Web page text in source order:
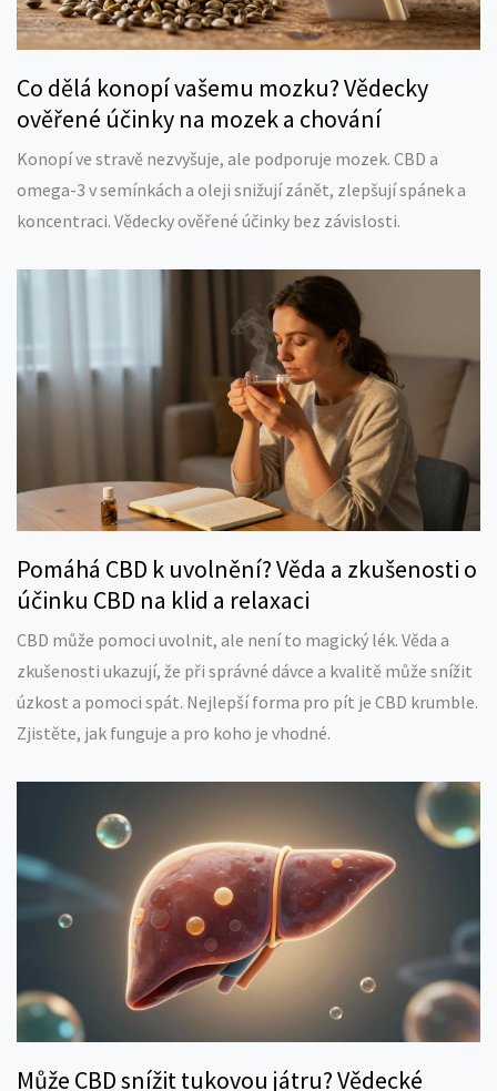
Co dělá konopí vašemu mozku? Vědecky
ověřené účinky na mozek a chování
Konopí ve stravě nezvyšuje, ale podporuje mozek. CBD a
omega-3 v semínkách a oleji snižují zánět, zlepšují spánek a
koncentraci. Vědecky ověřené účinky bez závislosti.
Pomáhá CBD k uvolnění? Věda a zkušenosti o
účinku CBD na klid a relaxaci
CBD může pomoci uvolnit, ale není to magický lék. Věda a
zkušenosti ukazují, že při správné dávce a kvalitě může snížit
úzkost a pomoci spát. Nejlepší forma pro pít je CBD krumble.
Zjistěte, jak funguje a pro koho je vhodné.
Může CBD snížit tukovou játru? Vědecké